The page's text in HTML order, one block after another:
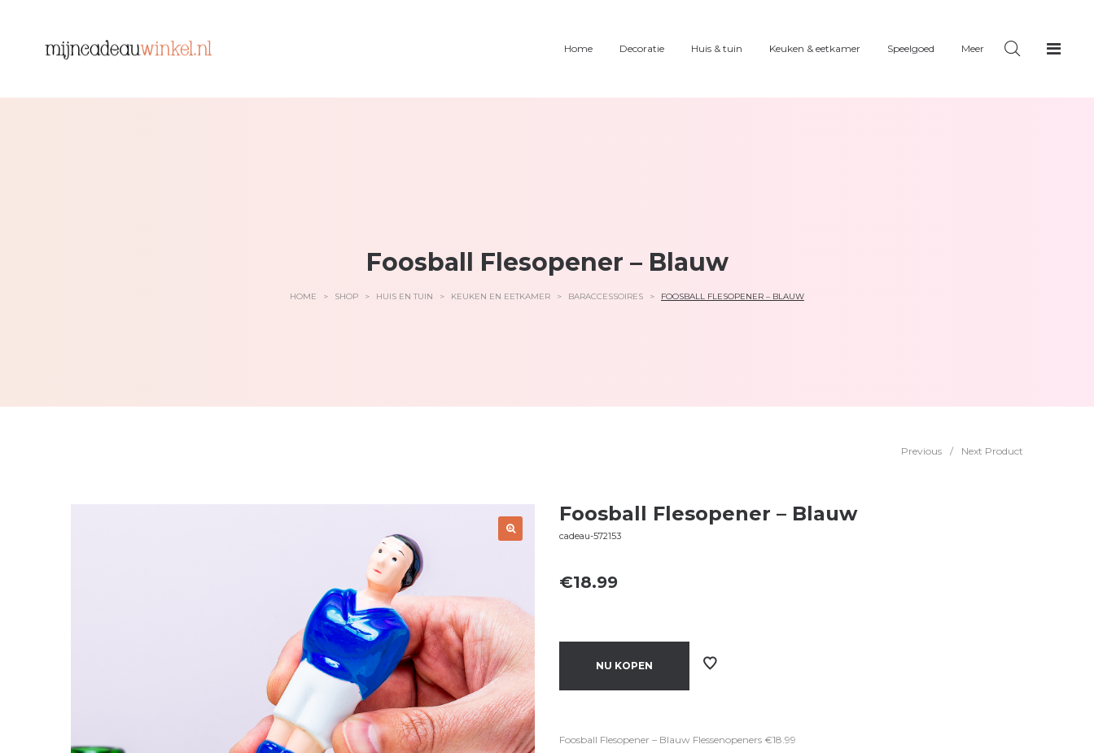
Home Decoratie Huis & tuin Keuken & eetkamer Speelgoed Meer
Foosball Flesopener – Blauw
HOME > SHOP > HUIS EN TUIN > KEUKEN EN EETKAMER > BARACCESSOIRES > FOOSBALL FLESOPENER – BLAUW
Previous / Next Product
Foosball Flesopener – Blauw
cadeau-572153
€18.99
NU KOPEN
Foosball Flesopener – Blauw Flessenopeners €18.99